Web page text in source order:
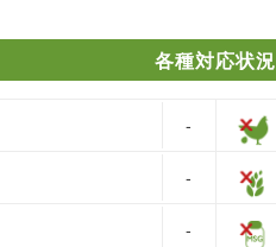
各種対応状況
-
-
-